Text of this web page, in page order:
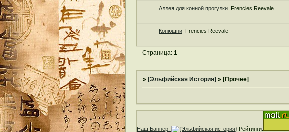
Аллея для конной прогулки Frencies Reevale
Конюшни Frencies Reevale
Страница:1
» [Эльфийская История] » [Прочее]
Наш Баннер: Рейтинги: